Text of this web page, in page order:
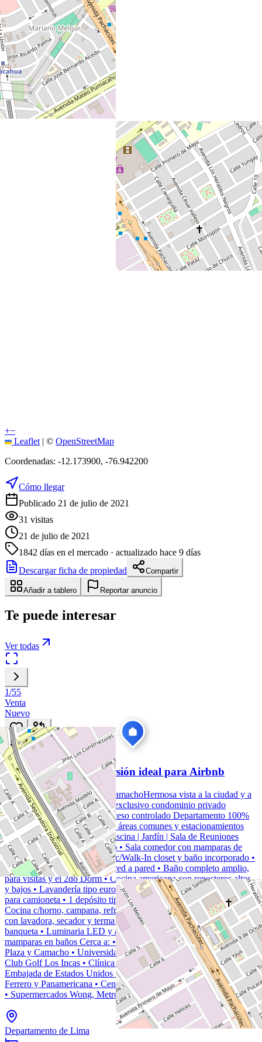
+−
Leaflet | © OpenStreetMap
Coordenadas: -12.173900, -76.942200
Cómo llegar
Publicado 21 de julio de 2021
31 visitas
21 de julio de 2021
1842 días en el mercado · actualizado hace 9 días
Descargar ficha de propiedad
Compartir
Añadir a tablero Reportar anuncio
Te puede interesar
Ver todas
1/55
Venta
Nuevo
S/ 846.600 301 hoy
Departamento de Inversión ideal para Airbnb
Departamento en Cerros de CamachoHermosa vista a la ciudad y a
Los Inkas Golf Club Vive en exclusivo condominio privado
Disfruta de seguridad y un acceso controlado Departamento 100%
amoblado y equipado Edificio áreas comunes y estacionamientos
cómodos 2 Dorm | 1 Coch | Piscina | Jardín | Sala de Reuniones
Distribución: • Hall de ingreso • Sala comedor con mamparas de
piso a techo • Dorm principal c/Walk-In closet y baño incorporado •
2do Dormitorio c/closet de pared a pared • Baño completo amplio,
para visitas y el 2do Dorm • Cocina americana con reposteros altos
y bajos • Lavandería tipo europea con lavaseca • 1 cochera cómoda
para camioneta • 1 depósito tipo cuarto cómodo Equipamiento: •
Cocina c/horno, campana, refrigeradora y microondas • Lavandería
con lavadora, secador y terma • Dormitorios con camas, veladores y
banqueta • Luminaria LED y aire acondicionado • Espejos y
mamparas en baños Cerca a: • Centro Comercial El Polo, Jockey
Plaza y Camacho • Universidad de Lima • Colegio Roosevelt •
Club Golf Los Incas • Clínica Internacional, San Pablo y Tezza •
Embajada de Estados Unidos • Av. Javier Prado, Encalada, Raúl
Ferrero y Panamericana • Centro Empresarial de Surco y La Molina
• Supermercados Wong, Metro y Tottus Mantenimiento: S/. 370
Departamento de Lima